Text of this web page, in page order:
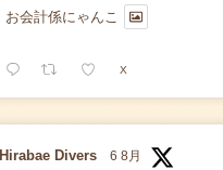
お会計係にゃんこ
X
Hirabae Divers 6 8月